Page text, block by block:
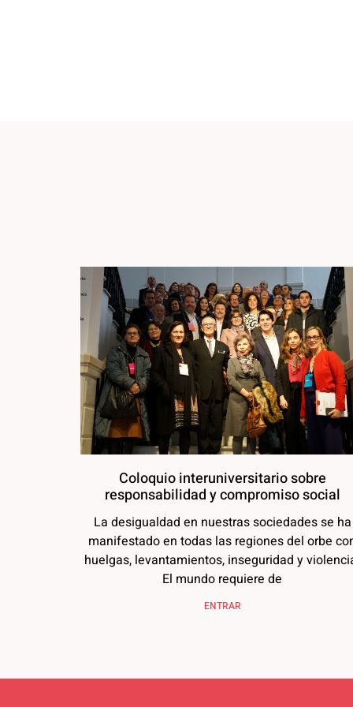
Coloquio interuniversitario sobre
responsabilidad y compromiso social
La desigualdad en nuestras sociedades se ha
manifestado en todas las regiones del orbe
huelgas, levantamientos, inseguridad y
El mundo requiere de
ENTRAR